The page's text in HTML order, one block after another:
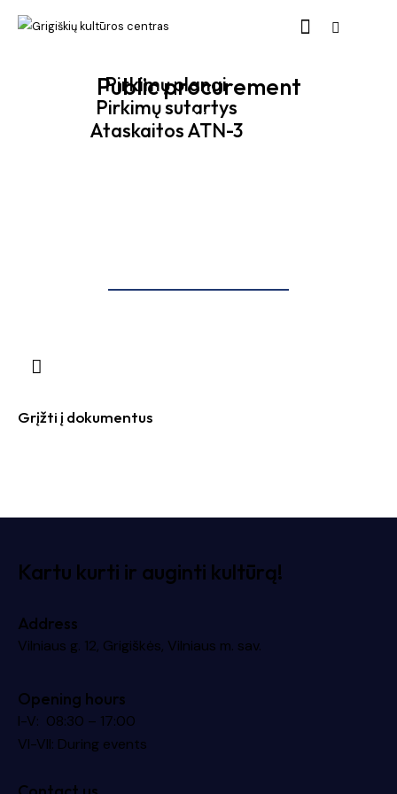
Public procurement
Pirkimų planai
Pirkimų sutartys
Ataskaitos ATN-3
Grįžti į dokumentus
Kartu kurti ir auginti kultūrą!
Address
Vilniaus g. 12, Grigiškės, Vilniaus m. sav.
Opening hours
I-V: 08:30 – 17:00
VI-VII: During events